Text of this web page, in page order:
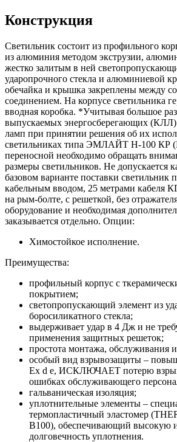
Конструкция
Светильник состоит из профильного
из алюминия методом экструзии,
жестко залитым в ней
ударопрочного стекла и алюминиевой
обечайка и крышка закреплены между
соединением. На корпусе светильника
вводная коробка. *Учитывая большое
выпускаемых энергосберегающих
ламп при принятии решения об их
светильниках типа ЭМЛАЙТ Н-100 КР
переносной необходимо обращать
размеры светильников. Не допускается
базовом варианте поставки светильник
кабельным вводом, 25 метрами кабеля
на рым-болте, с решеткой, без
оборудование и необходимая
заказывается отдельно. Опции:
Химостойкое исполнение.
Преимущества:
профильный корпус с
покрытием;
светопропускающий элемент из
боросиликатного стекла;
выдерживает удар в 4 Дж и не
применения защитных решеток;
простота монтажа, обслуживания
особый вид взрывозащиты –
Ех d e, ИСКЛЮЧАЕТ потерю
ошибках обслуживающего
гальваническая изоляция;
уплотнительные элементы –
термопластичный эластомер
B100), обеспечивающий высокую
долговечность уплотнения.